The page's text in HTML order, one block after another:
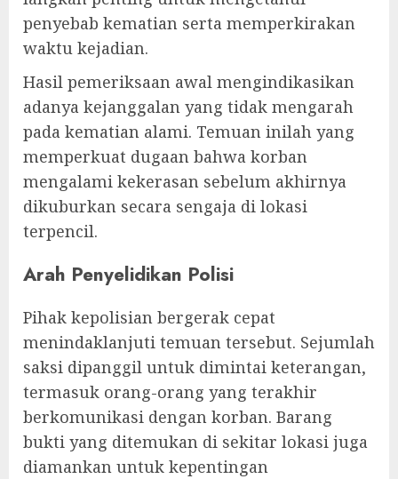
penyebab kematian serta memperkirakan
waktu kejadian.
Hasil pemeriksaan awal mengindikasikan
adanya kejanggalan yang tidak mengarah
pada kematian alami. Temuan inilah yang
memperkuat dugaan bahwa korban
mengalami kekerasan sebelum akhirnya
dikuburkan secara sengaja di lokasi
terpencil.
Arah Penyelidikan Polisi
Pihak kepolisian bergerak cepat
menindaklanjuti temuan tersebut. Sejumlah
saksi dipanggil untuk dimintai keterangan,
termasuk orang-orang yang terakhir
berkomunikasi dengan korban. Barang
bukti yang ditemukan di sekitar lokasi juga
diamankan untuk kepentingan